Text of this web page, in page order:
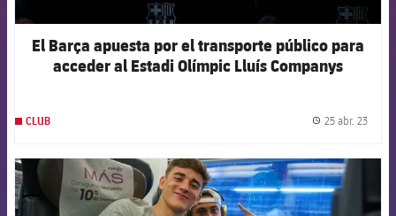
El Barça apuesta por el transporte público para
acceder al Estadi Olímpic Lluís Companys
CLUB 25 abr. 23
FCB Barcelona badge